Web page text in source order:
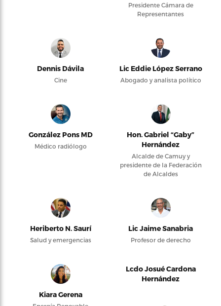
Presidente Cámara de
Representantes
Dennis Dávila
Cine
Lic Eddie López Serrano
Abogado y analista político
González Pons MD
Médico radiólogo
Hon. Gabriel “Gaby”
Hernández
Alcalde de Camuy y
presidente de la Federación
de Alcaldes
Heriberto N. Saurí
Salud y emergencias
Lic Jaime Sanabria
Profesor de derecho
Kiara Gerena
Lcdo Josué Cardona
Hernández